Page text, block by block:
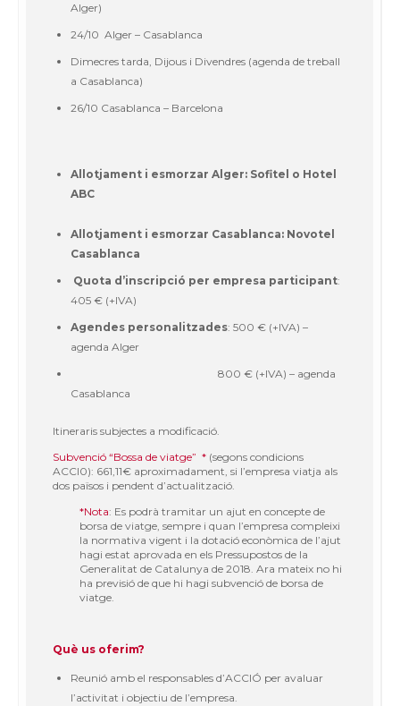
Alger)
24/10 Alger – Casablanca
Dimecres tarda, Dijous i Divendres (agenda de treball
a Casablanca)
26/10 Casablanca – Barcelona
Allotjament i esmorzar Alger: Sofitel o Hotel
ABC
Allotjament i esmorzar Casablanca: Novotel
Casablanca
Quota d’inscripció per empresa participant:
405 € (+IVA)
Agendes personalitzades: 500 € (+IVA) –
agenda Alger
800 € (+IVA) – agenda
Casablanca
Itineraris subjectes a modificació.
Subvenció “Bossa de viatge” * (segons condicions
ACCI0): 661,11€ aproximadament, si l’empresa viatja als
dos països i pendent d’actualització.
*Nota: Es podrà tramitar un ajut en concepte de
borsa de viatge, sempre i quan l’empresa compleixi
la normativa vigent i la dotació econòmica de l’ajut
hagi estat aprovada en els Pressupostos de la
Generalitat de Catalunya de 2018. Ara mateix no hi
ha previsió de que hi hagi subvenció de borsa de
viatge.
Què us oferim?
Reunió amb el responsables d’ACCIÓ per avaluar
l’activitat i objectiu de l’empresa.